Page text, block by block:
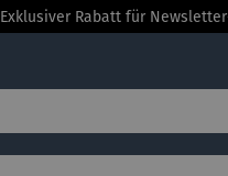
Exklusiver Rabatt für